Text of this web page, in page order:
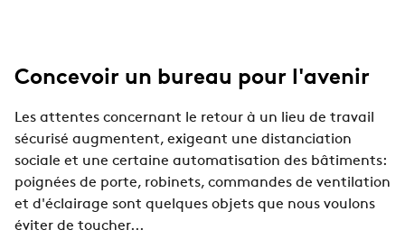
Concevoir un bureau pour l'avenir
Les attentes concernant le retour à un lieu de travail
sécurisé augmentent, exigeant une distanciation
sociale et une certaine automatisation des bâtiments:
poignées de porte, robinets, commandes de ventilation
et d'éclairage sont quelques objets que nous voulons
éviter de toucher...